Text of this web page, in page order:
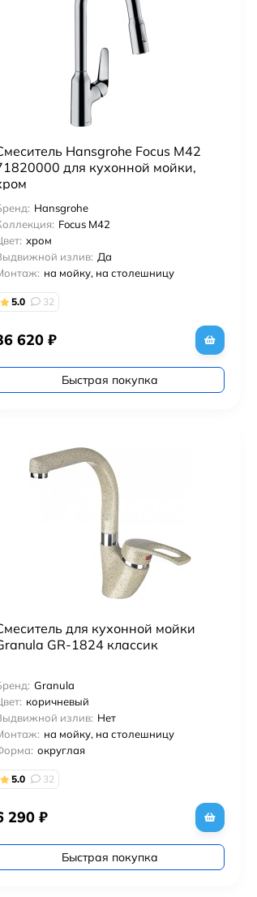
Hansgrohe Focus M42
для кухонной мойки,
Hansgrohe
Focus M42
хром
излив: Да
на мойку, на столешницу
5.0 32
620₽
Быстрая покупка
для кухонной мойки
GR-1824 классик
Granula
коричневый
излив: Нет
на мойку, на столешницу
округлая
5.0 32
290₽
Быстрая покупка